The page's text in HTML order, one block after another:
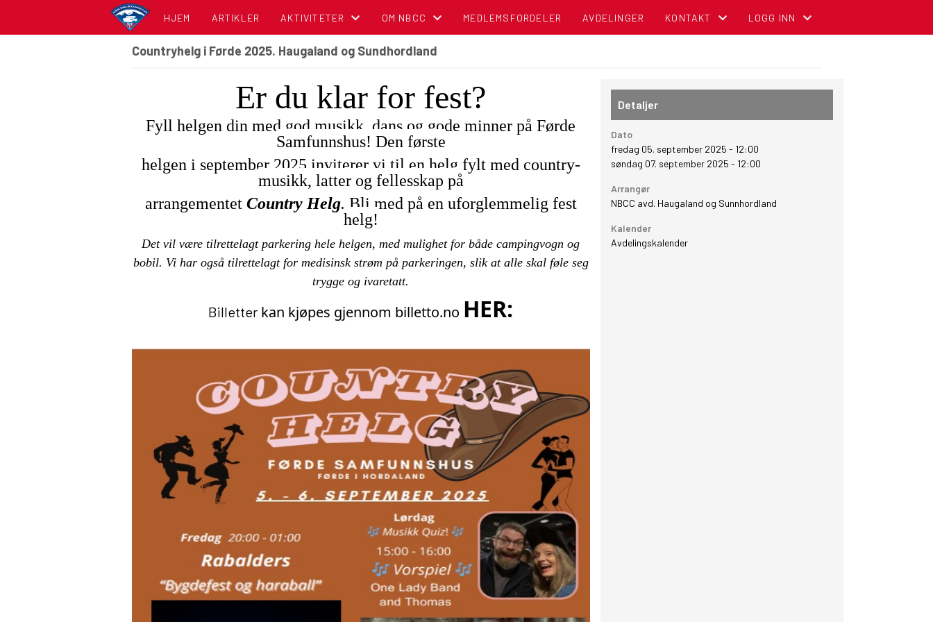
HJEM ARTIKLER AKTIVITETER
KALENDER
LISTE
OM NBCC
BLI MEDLEM!
OM NORSK BOBIL OG CARAVAN CLUB
TIPS OG RÅD
POLITISK REGNSKAP
NBCC I MEDIA
VEDTEKTER
CAMPINGPORTALEN
ANNONSERING / ADVERTISING
MEDLEMSFORDELER AVDELINGER KONTAKT
ADMINISTRASJON
STYREOVERSIKT
SENTRALE KOMITEER
LOGG INN
FOR TILLITSVALGTE (STYREWEB)
NBCC INTRANETT FOR
OM DIGITALT MEDLEMSKORT (GNIST)
Countryhelg i Førde 2025. Haugaland og Sundhordland
Er du klar for fest?
Fyll helgen din med god musikk, dans og gode minner på Førde
Samfunnshus! Den første
helgen i september 2025 inviterer vi til en helg fylt med country-
musikk, latter og fellesskap på
arrangementet Country Helg. Bli med på en uforglemmelig fest
helg!
Det vil være tilrettelagt parkering hele helgen, med mulighet for både campingvogn og
bobil. Vi har også tilrettelagt for medisinsk strøm på parkeringen, slik at alle skal føle seg
trygge og ivaretatt.
Billetter kan kjøpes gjennom billetto.no HER:
Detaljer
Dato
fredag 05. september 2025 - 12:00
søndag 07. september 2025 - 12:00
Arrangør
NBCC avd. Haugaland og Sunnhordland
Kalender
Avdelingskalender